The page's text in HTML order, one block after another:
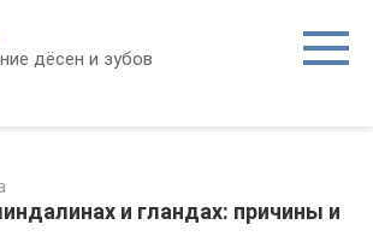
дёсен и зубов
и гландах: причины и